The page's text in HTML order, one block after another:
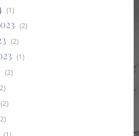
(1)
(2)
(2)
(1)
(2)
(2)